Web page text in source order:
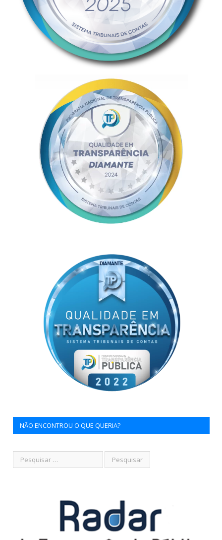
NÃO ENCONTROU O QUE QUERIA?